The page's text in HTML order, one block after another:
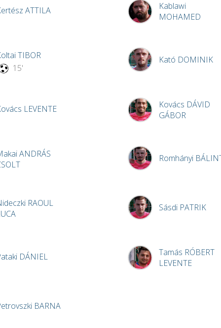
ATTILA
TIBOR
15'
LEVENTE
ANDRÁS
RAOUL
DÁNIEL
BARNA
Kablawi
MOHAMED
Kató DOMINIK
Kovács DÁVID
GÁBOR
Romhányi
Sásdi PATRIK
Tamás RÓBERT
LEVENTE